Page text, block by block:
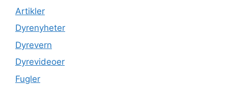
Artikler
Dyrenyheter
Dyrevern
Dyrevideoer
Fugler